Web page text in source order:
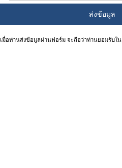
เมื่อท่านส่งข้อมูลผ่านฟอร์ม จะถือว่าท่านยอมรับใน